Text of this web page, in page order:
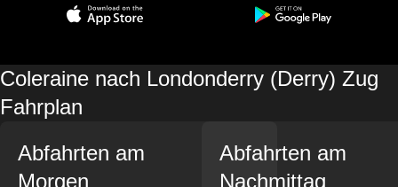
Coleraine nach Londonderry (Derry) Zug
Fahrplan
Abfahrten am
Morgen
Abfahrten am
Nachmittag